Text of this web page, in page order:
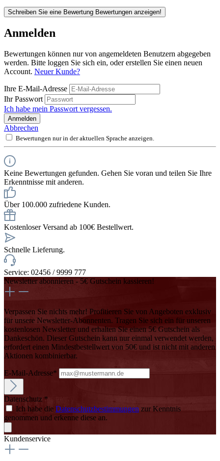
Schreiben Sie eine Bewertung Bewertungen anzeigen!
Anmelden
Bewertungen können nur von angemeldeten Benutzern abgegeben
werden. Bitte loggen Sie sich ein, oder erstellen Sie einen neuen
Account. Neuer Kunde?
Ihre E-Mail-Adresse
Ihr Passwort
Ich habe mein Passwort vergessen.
Anmelden
Abbrechen
Bewertungen nur in der aktuellen Sprache anzeigen.
Keine Bewertungen gefunden. Gehen Sie voran und teilen Sie Ihre
Erkenntnisse mit anderen.
Über 100.000 zufriedene Kunden.
Kostenloser Versand ab 100€ Bestellwert.
Schnelle Lieferung.
Service: 02456 / 9999 777
Newsletter abonnieren - 5€ Gutschein kassieren!
Verpassen Sie nichts mehr! Profitieren Sie von Angeboten exklusiv
für unsere Newsletter-Abonnenten. Tragen Sie sich ein für unseren
kostenlosen Newsletter und erhalten Sie einen 5€ Gutschein als
Dankeschön. Dieser Gutschein kann nur einmal verwendet werden,
erfordert einen Mindestbestellwert von 50€ und ist nicht mit anderen
Aktionen kombinierbar.
E-Mail-Adresse*
Datenschutz *
Ich habe die Datenschutzbestimmungen zur Kenntnis
genommen und erkenne diese an.
Kundenservice